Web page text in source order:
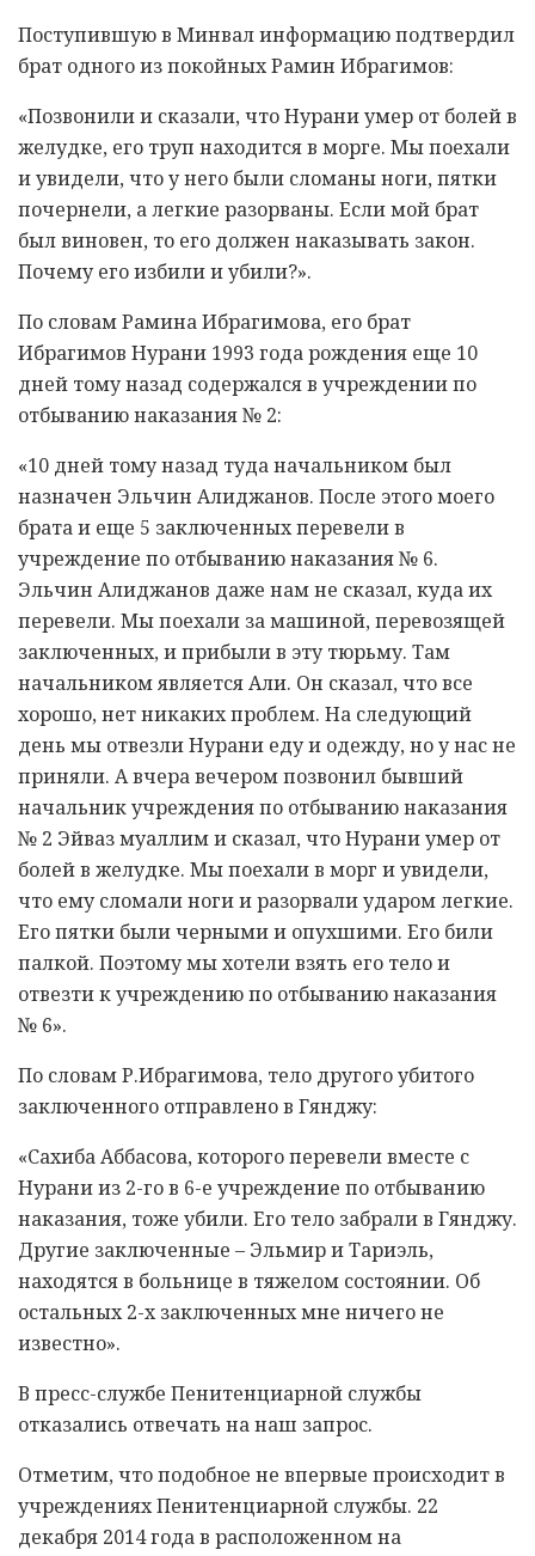
Поступившую в Минвал информацию подтвердил
брат одного из покойных Рамин Ибрагимов:
«Позвонили и сказали, что Нурани умер от болей в
желудке, его труп находится в морге. Мы поехали
и увидели, что у него были сломаны ноги, пятки
почернели, а легкие разорваны. Если мой брат
был виновен, то его должен наказывать закон.
Почему его избили и убили?».
По словам Рамина Ибрагимова, его брат
Ибрагимов Нурани 1993 года рождения еще 10
дней тому назад содержался в учреждении по
отбыванию наказания № 2:
«10 дней тому назад туда начальником был
назначен Эльчин Алиджанов. После этого моего
брата и еще 5 заключенных перевели в
учреждение по отбыванию наказания № 6.
Эльчин Алиджанов даже нам не сказал, куда их
перевели. Мы поехали за машиной, перевозящей
заключенных, и прибыли в эту тюрьму. Там
начальником является Али. Он сказал, что все
хорошо, нет никаких проблем. На следующий
день мы отвезли Нурани еду и одежду, но у нас не
приняли. А вчера вечером позвонил бывший
начальник учреждения по отбыванию наказания
№ 2 Эйваз муаллим и сказал, что Нурани умер от
болей в желудке. Мы поехали в морг и увидели,
что ему сломали ноги и разорвали ударом легкие.
Его пятки были черными и опухшими. Его били
палкой. Поэтому мы хотели взять его тело и
отвезти к учреждению по отбыванию наказания
№ 6».
По словам Р.Ибрагимова, тело другого убитого
заключенного отправлено в Гянджу:
«Сахиба Аббасова, которого перевели вместе с
Нурани из 2-го в 6-е учреждение по отбыванию
наказания, тоже убили. Его тело забрали в Гянджу.
Другие заключенные – Эльмир и Тариэль,
находятся в больнице в тяжелом состоянии. Об
остальных 2-х заключенных мне ничего не
известно».
В пресс-службе Пенитенциарной службы
отказались отвечать на наш запрос.
Отметим, что подобное не впервые происходит в
учреждениях Пенитенциарной службы. 22
декабря 2014 года в расположенном на